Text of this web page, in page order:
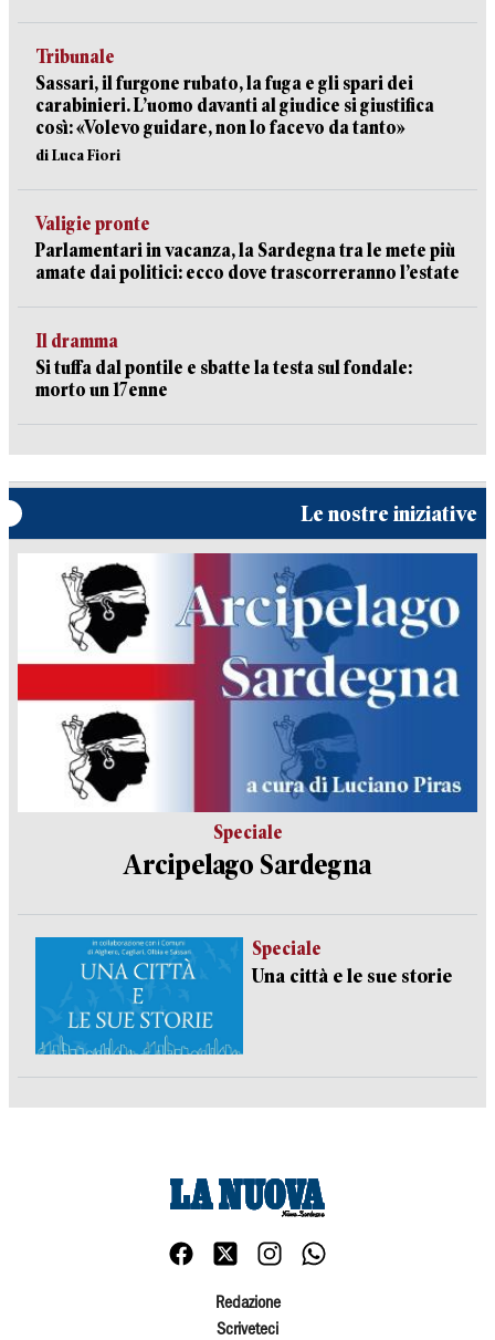
Tribunale
Sassari, il furgone rubato, la fuga e gli spari dei
carabinieri. L’uomo davanti al giudice si giustifica
così: «Volevo guidare, non lo facevo da tanto»
di Luca Fiori
Valigie pronte
Parlamentari in vacanza, la Sardegna tra le mete più
amate dai politici: ecco dove trascorreranno l’estate
Il dramma
Si tuffa dal pontile e sbatte la testa sul fondale:
morto un 17enne
Le nostre iniziative
Speciale
Arcipelago Sardegna
Speciale
Una città e le sue storie
Redazione
Scriveteci